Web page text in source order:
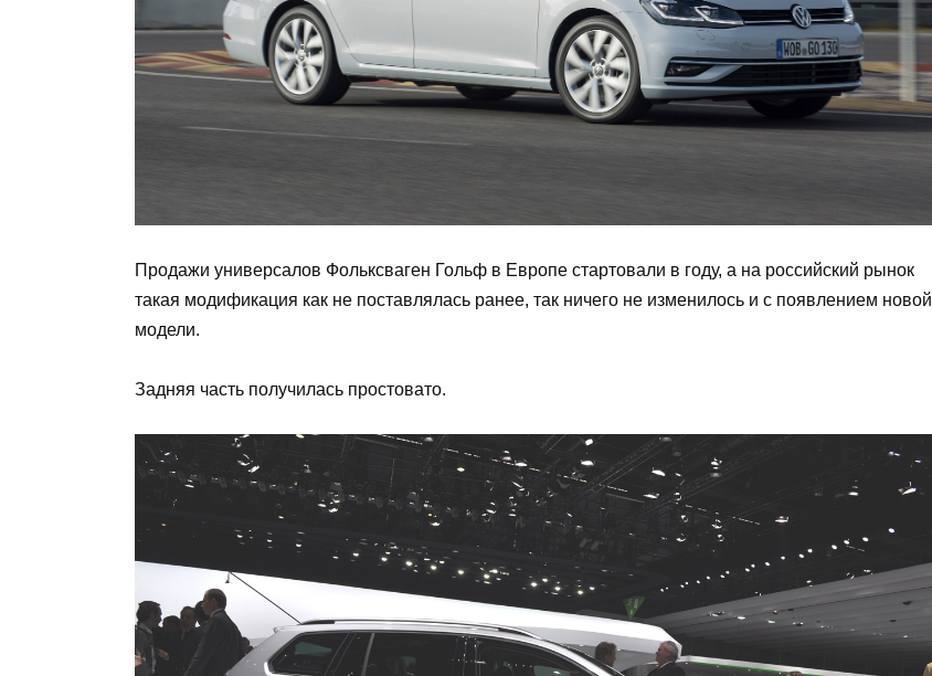
Продажи универсалов Фольксваген Гольф в Европе стартовали в году, а на российский рынок
такая модификация как не поставлялась ранее, так ничего не изменилось и с появлением новой
модели.
Задняя часть получилась простовато.